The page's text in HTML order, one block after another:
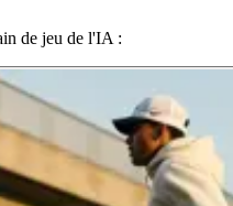
de jeu de l'IA :